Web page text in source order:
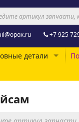
+7 925
детали